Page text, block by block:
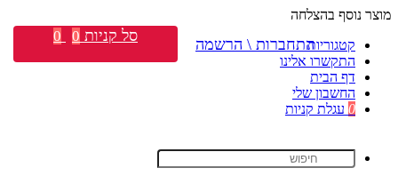
מוצר נוסף בהצלחה
קטגוריות
התקשרו אלינו
דף הבית
החשבון שלי
0 עגלת קניות
התחברות \ הרשמה סל קניות 0
0